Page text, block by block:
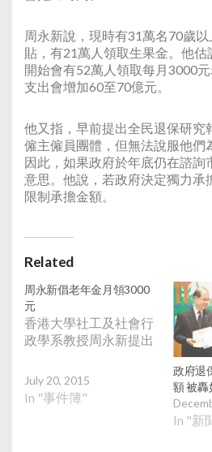
周永新說，現時有31萬名70歲
貼，有21萬人領取生果金。他
開始會有52萬人領取每月3000
支出會增加60至70億元。
他又指，早前提出全民退保研究
僱主僱員團體，但無法說服他們
因此，如果政府於年底仍在諮詢
意思。他說，若政府決定獨力承
限制承擔金額。
Related
周永新倡老年金月領3000
元
香港大學社工及社會行
政學系教授周永新提出
July 20, 2015
In "事件簿"
政府退
額 被轟
In "新